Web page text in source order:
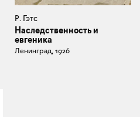
Р. Гэтс
Наследственность и
евгеника
Ленинград, 1926